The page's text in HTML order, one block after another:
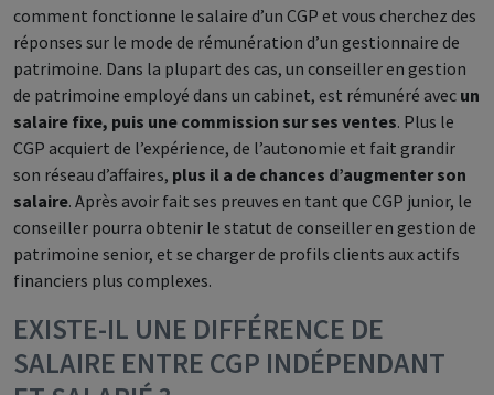
comment fonctionne le salaire d’un CGP et vous cherchez des
réponses sur le mode de rémunération d’un gestionnaire de
patrimoine. Dans la plupart des cas, un conseiller en gestion
de patrimoine employé dans un cabinet, est rémunéré avec un
salaire fixe, puis une commission sur ses ventes. Plus le
CGP acquiert de l’expérience, de l’autonomie et fait grandir
son réseau d’affaires, plus il a de chances d’augmenter son
salaire. Après avoir fait ses preuves en tant que CGP junior, le
conseiller pourra obtenir le statut de conseiller en gestion de
patrimoine senior, et se charger de profils clients aux actifs
financiers plus complexes.
EXISTE-IL UNE DIFFÉRENCE DE
SALAIRE ENTRE CGP INDÉPENDANT